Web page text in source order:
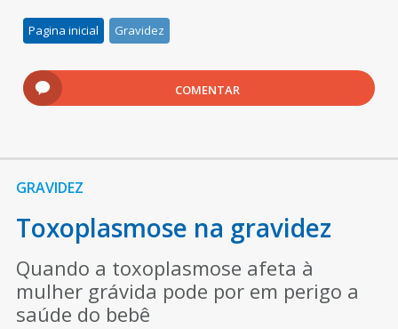
Pagina inicial Gravidez
COMENTAR
GRAVIDEZ
Toxoplasmose na gravidez
Quando a toxoplasmose afeta à
mulher grávida pode por em perigo a
saúde do bebê